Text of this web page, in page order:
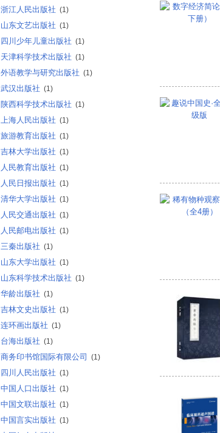
浙江人民出版社 (1)
山东文艺出版社 (1)
四川少年儿童出版社 (1)
天津科学技术出版社 (1)
外语教学与研究出版社 (1)
武汉出版社 (1)
陕西科学技术出版社 (1)
上海人民出版社 (1)
旅游教育出版社 (1)
吉林大学出版社 (1)
人民教育出版社 (1)
人民日报出版社 (1)
清华大学出版社 (1)
人民交通出版社 (1)
人民邮电出版社 (1)
三秦出版社 (1)
山东大学出版社 (1)
山东科学技术出版社 (1)
华龄出版社 (1)
吉林文史出版社 (1)
连环画出版社 (1)
台海出版社 (1)
商务印书馆国际有限公司 (1)
四川人民出版社 (1)
中国人口出版社 (1)
中国文联出版社 (1)
中国言实出版社 (1)